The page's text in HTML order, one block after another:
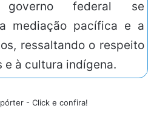
governo federal se
mediação pacífica e a
ressaltando o respeito
e à cultura indígena.
- Click e confira!